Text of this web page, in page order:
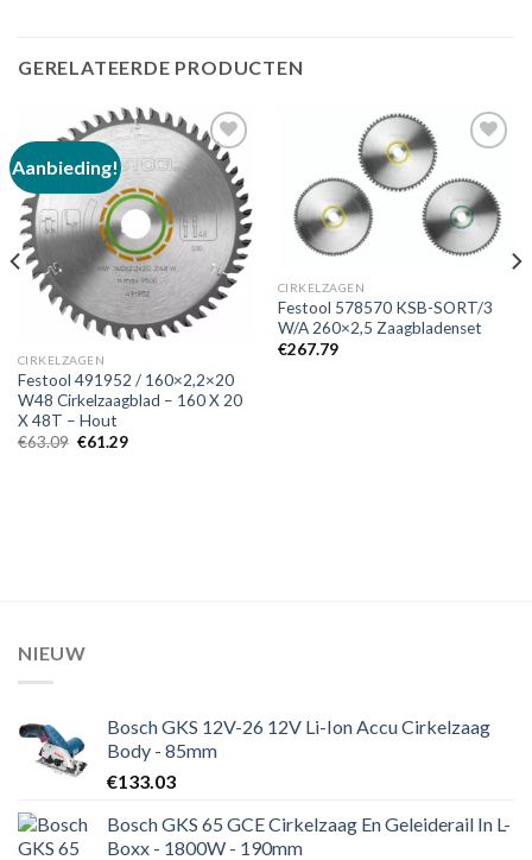
GERELATEERDE PRODUCTEN
Aanbieding!
Toevoegen
aan
verlanglijst
CIRKELZAGEN
Festool 491952 / 160×2,2×20
W48 Cirkelzaagblad – 160 X 20
X 48T – Hout
€63.09 Oorspronkelijke
€61.29Huidige
Toevoegen
aan
verlanglijst
CIRKELZAGEN
Festool 578570 KSB-SORT/3
W/A 260×2,5 Zaagbladenset
€267.79
NIEUW
Bosch GKS 12V-26 12V Li-Ion Accu Cirkelzaag
Body - 85mm
€133.03
Bosch GKS 65 GCE Cirkelzaag En Geleiderail In L-
Boxx - 1800W - 190mm